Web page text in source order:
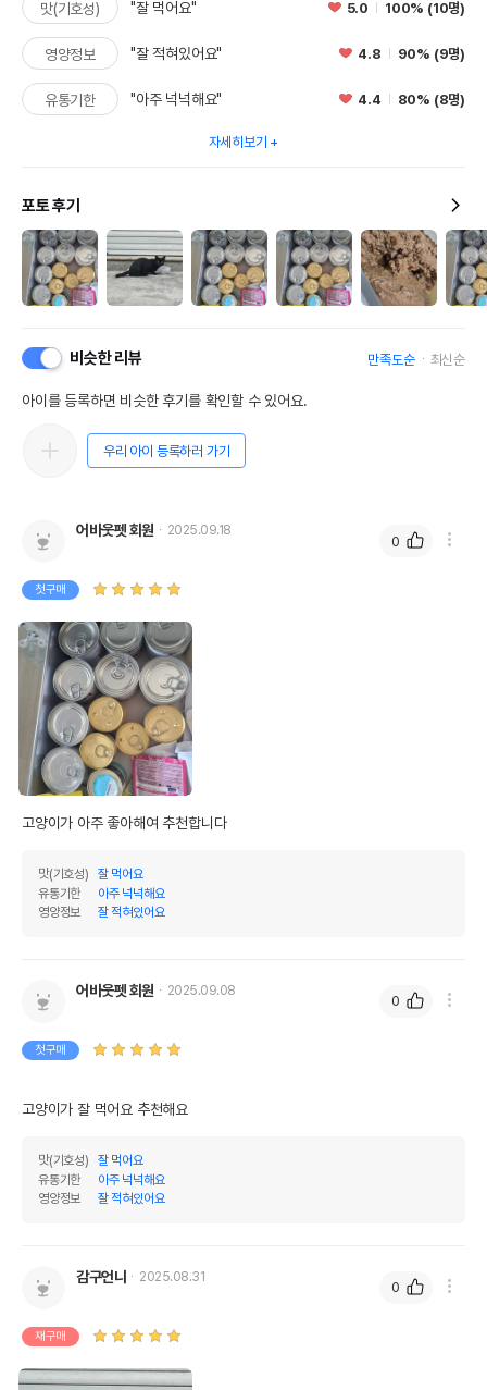
맛(기호성) "잘 먹어요" 5.0 100% (10명)
영양정보 "잘 적혀있어요" 4.8 90% (9명)
유통기한 "아주 넉넉해요" 4.4 80% (8명)
자세히보기
포토 후기
비슷한 리뷰 만족도순 최신순
아이를 등록하면 비슷한 후기를 확인할 수 있어요.
우리 아이 등록하러 가기
어바웃펫 회원 2025.09.18
첫구매
고양이가 아주 좋아해여 추천합니다
맛(기호성)
잘 먹어요
유통기한
아주 넉넉해요
영양정보
잘 적혀있어요
0
어바웃펫 회원 2025.09.08
첫구매
고양이가 잘 먹어요 추천해요
맛(기호성)
잘 먹어요
유통기한
아주 넉넉해요
영양정보
잘 적혀있어요
0
감구언니 2025.08.31
재구매
0